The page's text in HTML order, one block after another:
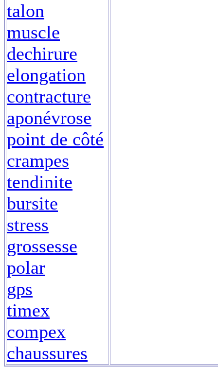
talon
muscle
dechirure
elongation
contracture
aponévrose
point de côté
crampes
tendinite
bursite
stress
grossesse
polar
gps
timex
compex
chaussures